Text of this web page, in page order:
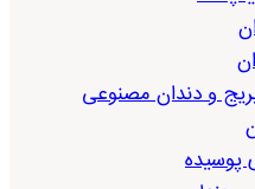
و دندان مصنوعی
پوسیده